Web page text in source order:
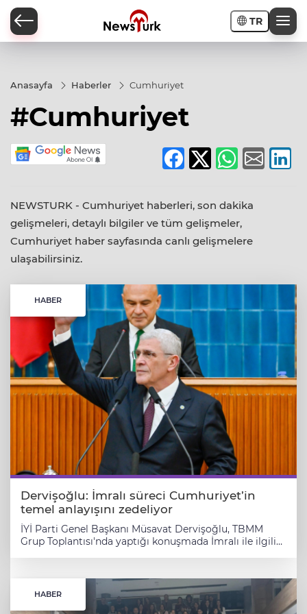
TR
Anasayfa Haberler Cumhuriyet
#Cumhuriyet
NEWSTURK - Cumhuriyet haberleri, son dakika
gelişmeleri, detaylı bilgiler ve tüm gelişmeler,
Cumhuriyet haber sayfasında canlı gelişmelere
ulaşabilirsiniz.
HABER
Dervişoğlu: İmralı süreci Cumhuriyet’in
temel anlayışını zedeliyor
İYİ Parti Genel Başkanı Müsavat Dervişoğlu, TBMM
Grup Toplantısı'nda yaptığı konuşmada İmralı ile ilgili
Cumhuriyet'in temellerini sarstığını belirtti. ANKARA
(İGFA) - İYİ Parti Lideri Müsavat Dervişoğlu, TBMM
Grup Toplantısı'nda gündeme ilişkin çarpıcı
HABER